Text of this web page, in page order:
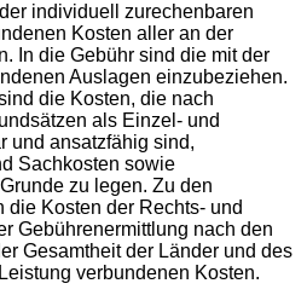
individuell zurechenbaren
Kosten aller an der
In die Gebühr sind die mit der
Auslagen einzubeziehen.
die Kosten, die nach
als Einzel- und
und ansatzfähig sind,
Sachkosten sowie
zu legen. Zu den
Kosten der Rechts- und
Gebührenermittlung nach den
Gesamtheit der Länder und des
verbundenen Kosten.